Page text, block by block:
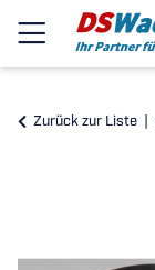
Zurück zur Liste